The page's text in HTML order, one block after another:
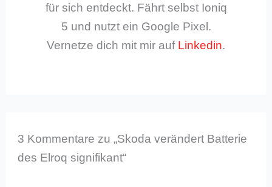
für sich entdeckt. Fährt selbst Ioniq
5 und nutzt ein Google Pixel.
Vernetze dich mit mir auf Linkedin.
3 Kommentare zu „Skoda verändert Batterie
des Elroq signifikant“